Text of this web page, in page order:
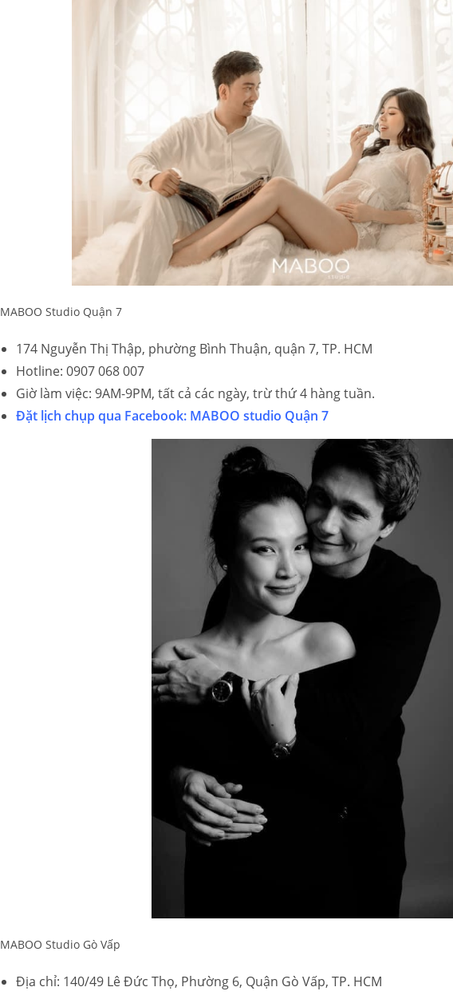
MABOO Studio Quận 7
174 Nguyễn Thị Thập, phường Bình Thuận, quận 7, TP. HCM
Hotline: 0907 068 007
Giờ làm việc: 9AM-9PM, tất cả các ngày, trừ thứ 4 hàng tuần.
Đặt lịch chụp qua Facebook: MABOO studio Quận 7
MABOO Studio Gò Vấp
Địa chỉ: 140/49 Lê Đức Thọ, Phường 6, Quận Gò Vấp, TP. HCM